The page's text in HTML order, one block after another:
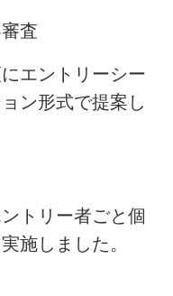
査
トリーシー
ン形式で提案し
ー者ごと個
施しました。